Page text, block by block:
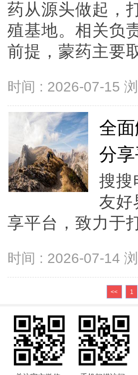
药从源头做起，
殖基地。相关负
前提，蒙药主要
时间 : 2026-07-15 浏
全
分
搜搜
友好
享平台，致力于
时间 : 2026-07-14 浏
<< 1